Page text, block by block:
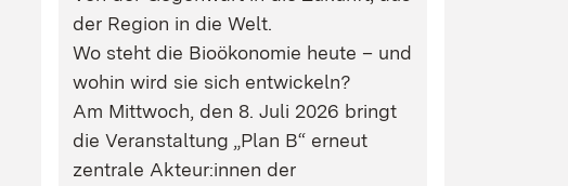
der Region in die Welt.
Wo steht die Bioökonomie heute – und
wohin wird sie sich entwickeln?
Am Mittwoch, den 8. Juli 2026 bringt
die Veranstaltung „Plan B“ erneut
zentrale Akteur:innen der